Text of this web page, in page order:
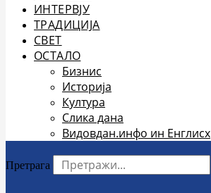
ИНТЕРВЈУ
ТРАДИЦИЈА
СВЕТ
ОСТАЛО
Бизнис
Историја
Култура
Слика дана
Видовдан.инфо ин Енглисх
Претрага